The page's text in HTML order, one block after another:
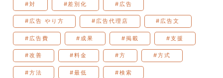
#対 #差別化 #広告
#広告 やり方 #広告代理店 #広告文
#広告費 #成果 #掲載 #支援
#改善 #料金 #方 #方式
#方法 #最低 #検索